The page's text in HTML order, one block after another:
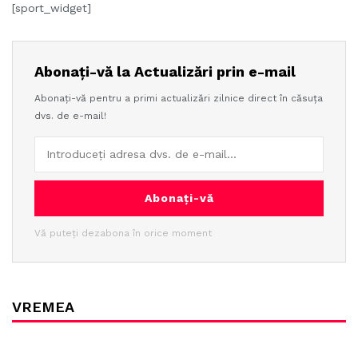
[sport_widget]
Abonați-vă la Actualizări prin e-mail
Abonați-vă pentru a primi actualizări zilnice direct în căsuța
dvs. de e-mail!
Abonați-vă
Vă puteți dezabona în orice moment
VREMEA